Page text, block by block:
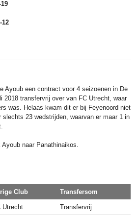
12
Ayoub een contract voor 4 seizoenen in De
2018 transfervrij over van FC Utrecht, waar
was. Helaas kwam dit er bij Feyenoord niet
slechts 23 wedstrijden, waarvan er maar 1 in
naar Panathinaikos.
Club Transfersom
Utrecht Transfervrij